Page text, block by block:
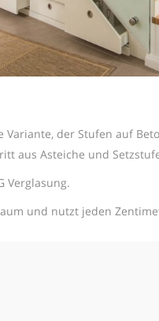
der Stufen auf
aus Asteiche und
Verglasung.
und nutzt jeden